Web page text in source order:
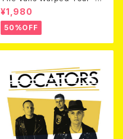
Beyond Warped (国内盤DV
D)
¥1,980
50%OFF